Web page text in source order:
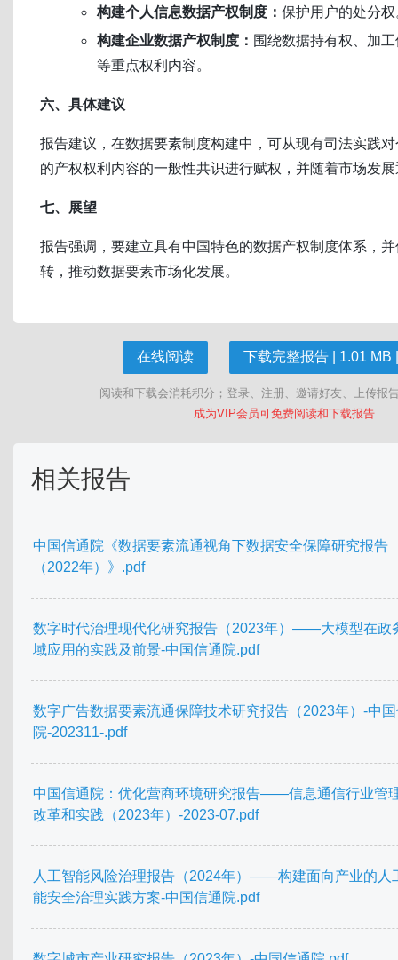
构建个人信息数据产权制度： 保护用户的处分
构建企业数据产权制度： 围绕数据持有权、加
等重点权利内容。
六、具体建议
报告建议，在数据要素制度构建中，可从现有司法实践
的产权权利内容的一般性共识进行赋权，并随着市场发
七、展望
报告强调，要建立具有中国特色的数据产权制度体系，
转，推动数据要素市场化发展。
在线阅读 下载完整报告 | 1.01 MB
阅读和下载会消耗积分；登录、注册、邀请好友、上传报
成为VIP会员可免费阅读和下载报告
相关报告
中国信通院《数据要素流通视角下数据安全保障研究报告
（2022年）》.pdf
数字时代治理现代化研究报告（2023年）——大模型在政
域应用的实践及前景-中国信通院.pdf
数字广告数据要素流通保障技术研究报告（2023年）-中
院-202311-.pdf
中国信通院：优化营商环境研究报告——信息通信行业管
改革和实践（2023年）-2023-07.pdf
人工智能风险治理报告（2024年）——构建面向产业的人
能安全治理实践方案-中国信通院.pdf